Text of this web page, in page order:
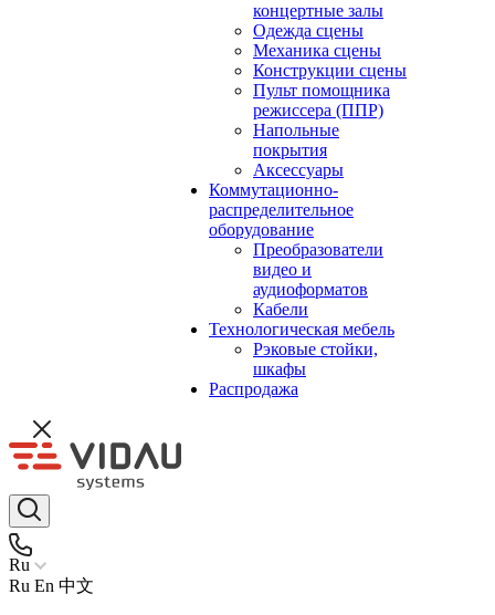
концертные залы
Одежда сцены
Механика сцены
Конструкции сцены
Пульт помощника
режиссера (ППР)
Напольные
покрытия
Аксессуары
Коммутационно-
распределительное
оборудование
Преобразователи
видео и
аудиоформатов
Кабели
Технологическая мебель
Рэковые стойки,
шкафы
Распродажа
Ru
Ru En 中文